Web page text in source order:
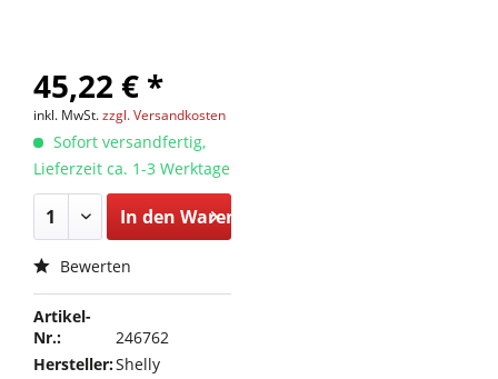
45,22 € *
inkl. MwSt.zzgl. Versandkosten
Sofort versandfertig,
Lieferzeit ca. 1-3 Werktage
In den Warenkorb
Bewerten
Artikel-
Nr.:
246762
Hersteller:Shelly